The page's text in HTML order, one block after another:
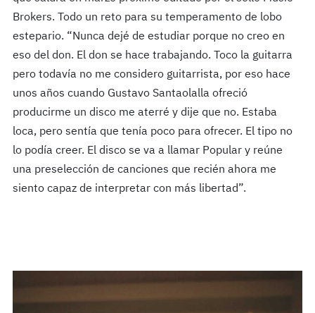
Brokers. Todo un reto para su temperamento de lobo
estepario. “Nunca dejé de estudiar porque no creo en
eso del don. El don se hace trabajando. Toco la guitarra
pero todavía no me considero guitarrista, por eso hace
unos años cuando Gustavo Santaolalla ofreció
producirme un disco me aterré y dije que no. Estaba
loca, pero sentía que tenía poco para ofrecer. El tipo no
lo podía creer. El disco se va a llamar Popular y reúne
una preselección de canciones que recién ahora me
siento capaz de interpretar con más libertad”.